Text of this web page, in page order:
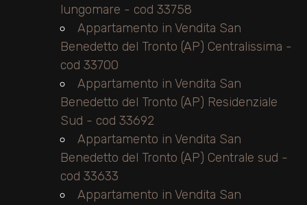
lungomare - cod 33758
Appartamento in Vendita San
Benedetto del Tronto (AP) Centralissima -
cod 33700
Appartamento in Vendita San
Benedetto del Tronto (AP) Residenziale
Sud - cod 33692
Appartamento in Vendita San
Benedetto del Tronto (AP) Centrale sud -
cod 33633
Appartamento in Vendita San